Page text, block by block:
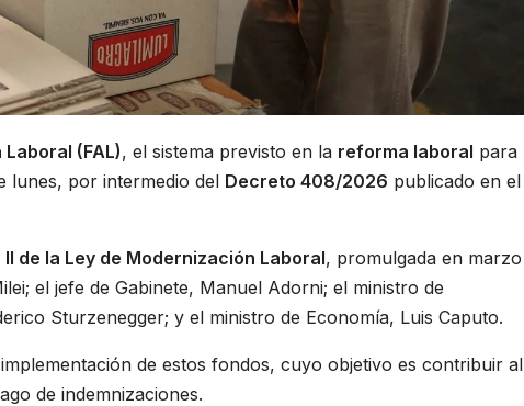
(FAL), el sistema previsto en la reforma laboral para
lunes, por intermedio del Decreto 408/2026 publicado en el
de la Ley de Modernización Laboral, promulgada en marzo
el jefe de Gabinete, Manuel Adorni; el ministro de
Sturzenegger; y el ministro de Economía, Luis Caputo.
de estos fondos, cuyo objetivo es contribuir al
de indemnizaciones.